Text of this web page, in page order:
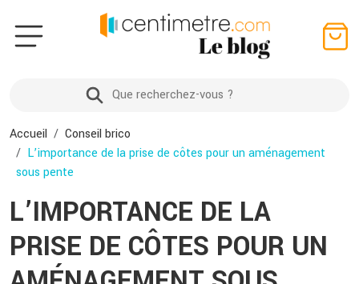
Accueil
Conseil brico
L’importance de la prise de côtes pour un aménagement
sous pente
L’IMPORTANCE DE LA
PRISE DE CÔTES POUR UN